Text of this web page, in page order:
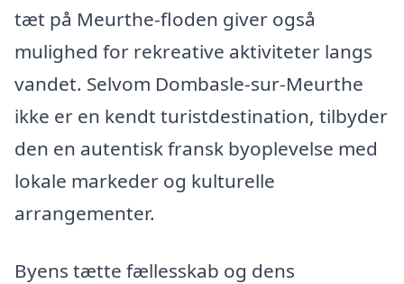
tæt på Meurthe-floden giver også
mulighed for rekreative aktiviteter langs
vandet. Selvom Dombasle-sur-Meurthe
ikke er en kendt turistdestination, tilbyder
den en autentisk fransk byoplevelse med
lokale markeder og kulturelle
arrangementer.
Byens tætte fællesskab og dens